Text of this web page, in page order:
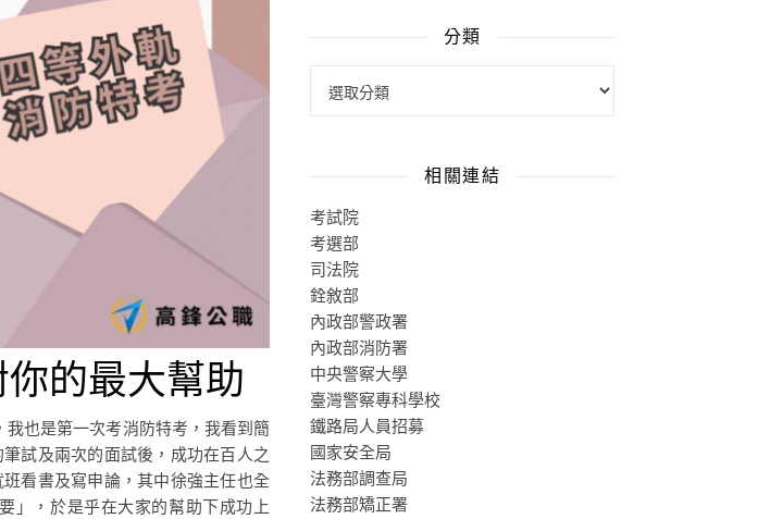
的最大幫助
也是第一次考消防特考，我看到簡
試及兩次的面試後，成功在百人之
看書及寫申論，其中徐強主任也全
」，於是乎在大家的幫助下成功上
分類
相關連結
考試院
考選部
司法院
銓敘部
內政部警政署
內政部消防署
中央警察大學
臺灣警察專科學校
鐵路局人員招募
國家安全局
法務部調查局
法務部矯正署